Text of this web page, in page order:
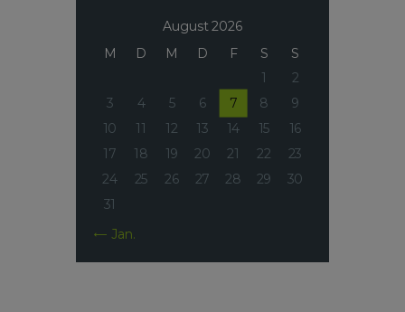
August 2026
M
D M D F S
S
1
2
3
4 5 6 7 8
9
10
11 12 13 14 15
16
17
18 19 20 21 22
23
24
25 26 27 28 29
30
31
« Jan.